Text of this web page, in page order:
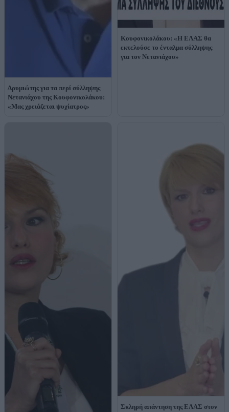
Δρυμιώτης για τα περί σύλληψης
Νετανιάχου της Κουφονικολάκου:
«Μας χρειάζεται ψυχίατρος»
Κουφονικολάκου: «Η ΕΛΑΣ θα
εκτελούσε το ένταλμα σύλληψης
για τον Νετανιάχου»
Σκληρή απάντηση της ΕΛΑΣ στον